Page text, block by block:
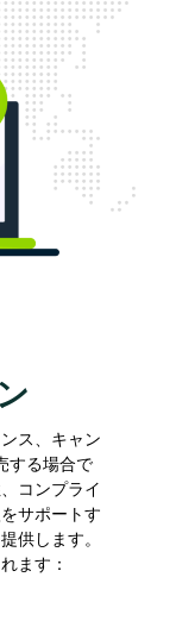
ス、キャン
する場合で
コンプライ
サポートす
供します。
ます：